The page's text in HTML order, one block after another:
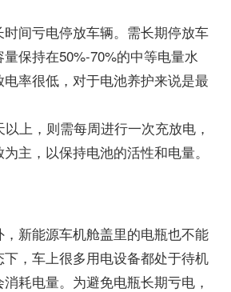
间亏电停放车辆。需长期停放车
保持在50%-70%的中等电量水
率很低，对于电池养护来说是最
上，则需每周进行一次充放电，
主，以保持电池的活性和电量。
新能源车机舱盖里的电瓶也不能
，车上很多用电设备都处于待机
耗电量。为避免电瓶长期亏电，